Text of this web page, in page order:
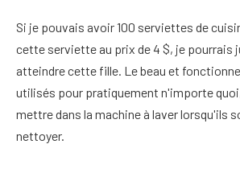
Si je pouvais avoir 100 serviettes de
cette serviette au prix de 4 $, je pourrais
atteindre cette fille. Le beau et
utilisés pour pratiquement n'importe
mettre dans la machine à laver lorsqu'ils
nettoyer.